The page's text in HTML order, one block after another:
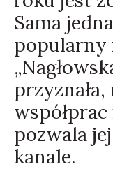
Sama
popularny
pozwala
kanale.